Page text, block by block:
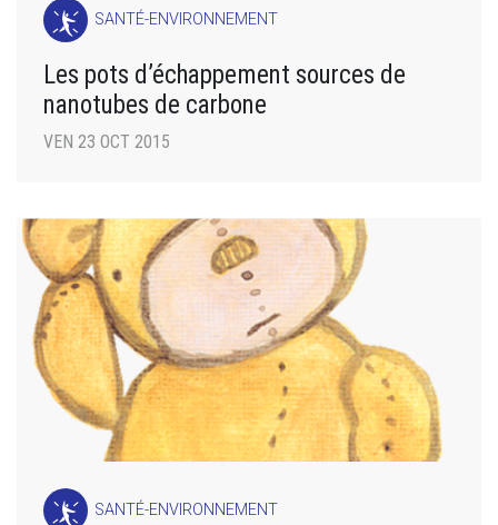
SANTÉ-ENVIRONNEMENT
Les pots d’échappement sources de
nanotubes de carbone
VEN 23 OCT 2015
SANTÉ-ENVIRONNEMENT